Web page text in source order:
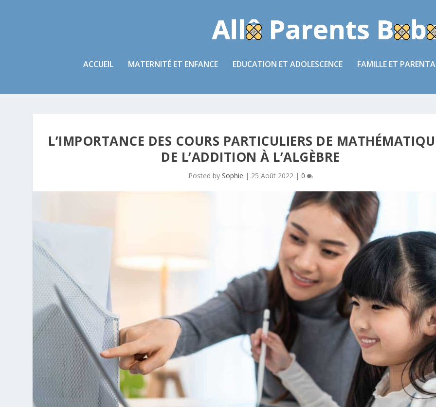
ACCUEIL MATERNITÉ ET ENFANCE EDUCATION ET ADOLESCENCE FAMILLE ET
L’IMPORTANCE DES COURS PARTICULIERS DE
DE L’ADDITION À L’ALGÈBRE
Posted by Sophie | 25 Août 2022| 0